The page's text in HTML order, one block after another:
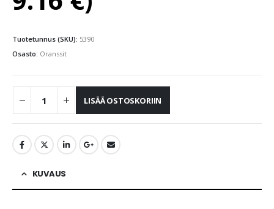
Tuotetunnus (SKU): 5390
Osasto: Oranssit
LISÄÄ OSTOSKORIIN
KUVAUS